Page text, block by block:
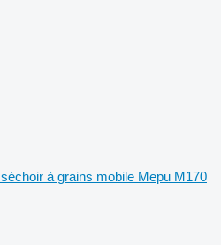
séchoir à grains mobile Mepu M170